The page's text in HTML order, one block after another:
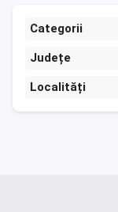
Categorii
Județe
Localități